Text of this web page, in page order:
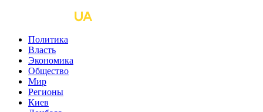
Политика
Власть
Экономика
Общество
Мир
Регионы
Киев